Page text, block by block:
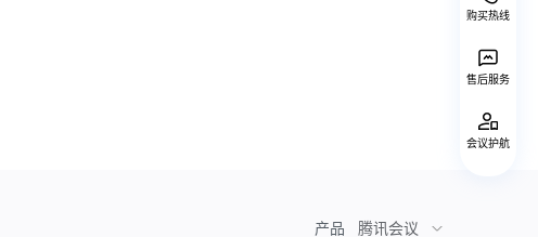
购买热线
售后服务
会议护航
产品 腾讯会议